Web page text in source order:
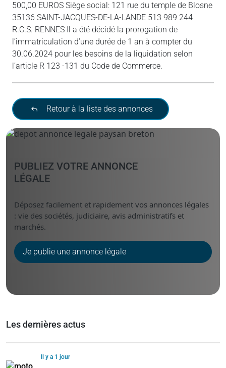
500,00 EUROS Siège social: 121 rue du temple de Blosne
35136 SAINT-JACQUES-DE-LA-LANDE 513 989 244
R.C.S. RENNES Il a été décidé la prorogation de
l’immatriculation d’une durée de 1 an à compter du
30.06.2024 pour les besoins de la liquidation selon
l’article R 123 -131 du Code de Commerce.
Retour à la liste des annonces
PUBLIEZ VOTRE ANNONCE
LÉGALE
Déposez facilement et rapidement vos annonces légales
: vie des sociétés, judiciaire, avis administratifs et
marchés.
Je publie une annonce légale
Les dernières actus
Il y a 1 jour